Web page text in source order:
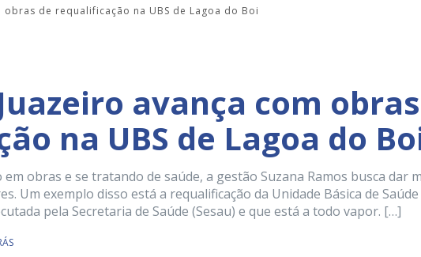
de requalificação na UBS de Lagoa do Boi
avança com obras
na UBS de Lagoa do
obras e se tratando de saúde, a gestão Suzana Ramos busca dar
Um exemplo disso está a requalificação da Unidade Básica de Saúde
pela Secretaria de Saúde (Sesau) e que está a todo vapor. […]